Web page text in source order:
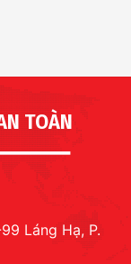
TOÀN
Láng Hạ, P.